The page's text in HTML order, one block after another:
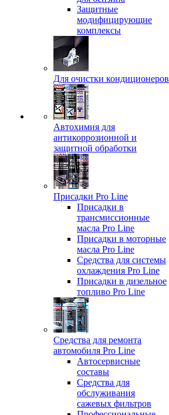
Защитные
модифицирующие
комплексы
Для очистки кондиционеров
Автохимия для
антикоррозионной и
защитной обработки
Присадки Pro Line
Присадки в
трансмиссионные
масла Pro Line
Присадки в моторные
масла Pro Line
Средства для системы
охлаждения Pro Line
Присадки в дизельное
топливо Pro Line
Средства для ремонта
автомобиля Pro Line
Автосервисные
составы
Средства для
обслуживания
сажевых фильтров